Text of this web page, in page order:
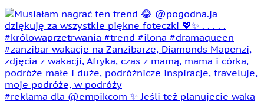
#reklama dla @empikcom ✨ Jeśli też planujecie waka